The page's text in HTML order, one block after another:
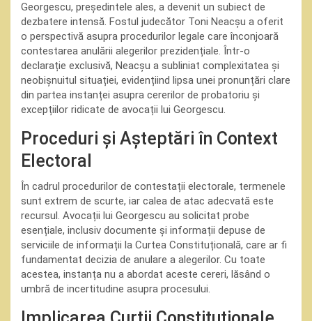
Georgescu, președintele ales, a devenit un subiect de
dezbatere intensă. Fostul judecător Toni Neacșu a oferit
o perspectivă asupra procedurilor legale care înconjoară
contestarea anulării alegerilor prezidențiale. Într-o
declarație exclusivă, Neacșu a subliniat complexitatea și
neobișnuitul situației, evidențiind lipsa unei pronunțări clare
din partea instanței asupra cererilor de probatoriu și
excepțiilor ridicate de avocații lui Georgescu.
Proceduri și Așteptări în Context
Electoral
În cadrul procedurilor de contestații electorale, termenele
sunt extrem de scurte, iar calea de atac adecvată este
recursul. Avocații lui Georgescu au solicitat probe
esențiale, inclusiv documente și informații depuse de
serviciile de informații la Curtea Constituțională, care ar fi
fundamentat decizia de anulare a alegerilor. Cu toate
acestea, instanța nu a abordat aceste cereri, lăsând o
umbră de incertitudine asupra procesului.